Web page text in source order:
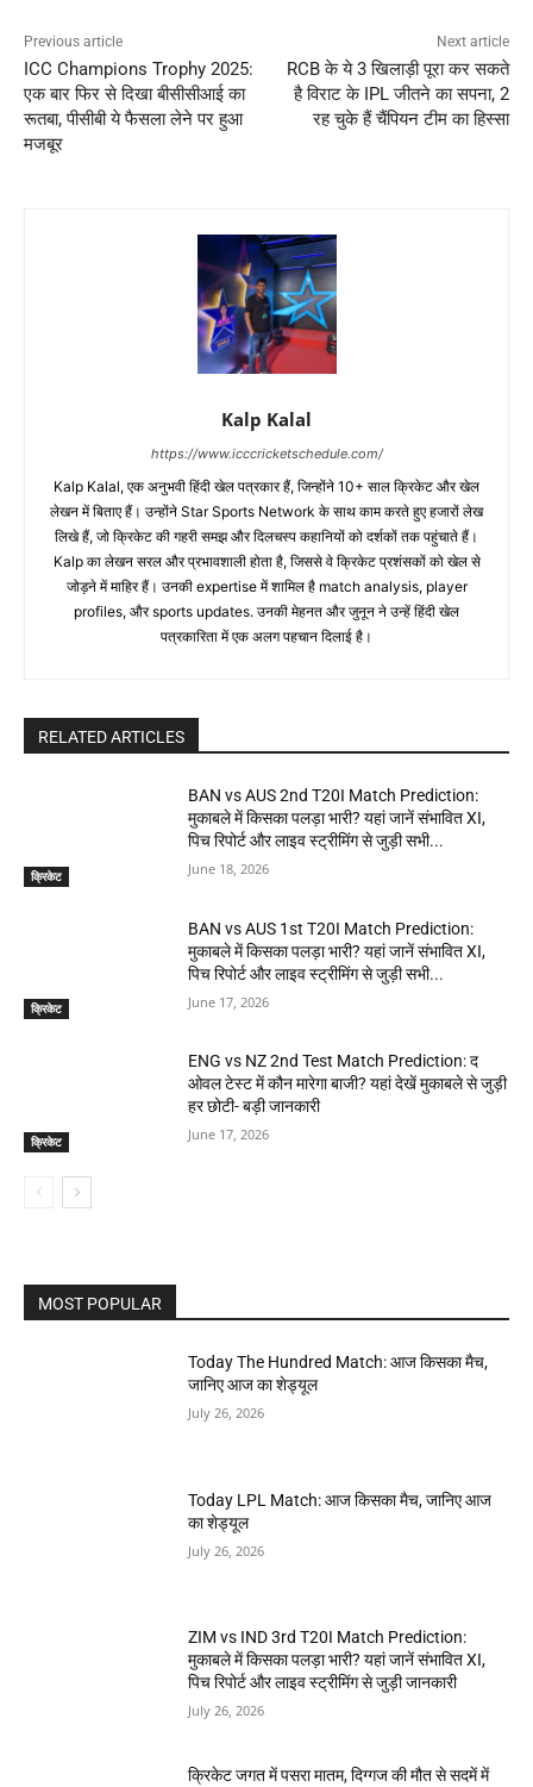
Previous article
ICC Champions Trophy 2025:
एक बार फिर से दिखा बीसीसीआई का
रूतबा, पीसीबी ये फैसला लेने पर हुआ
मजबूर
Next article
RCB के ये 3 खिलाड़ी पूरा कर सकते
है विराट के IPL जीतने का सपना, 2
रह चुके हैं चैंपियन टीम का हिस्सा
Kalp Kalal
https://www.icccricketschedule.com/
Kalp Kalal, एक अनुभवी हिंदी खेल पत्रकार हैं, जिन्होंने 10+ साल क्रिकेट और खेल
लेखन में बिताए हैं। उन्होंने Star Sports Network के साथ काम करते हुए हजारों लेख
लिखे हैं, जो क्रिकेट की गहरी समझ और दिलचस्प कहानियों को दर्शकों तक पहुंचाते हैं।
Kalp का लेखन सरल और प्रभावशाली होता है, जिससे वे क्रिकेट प्रशंसकों को खेल से
जोड़ने में माहिर हैं। उनकी expertise में शामिल है match analysis, player
profiles, और sports updates. उनकी मेहनत और जुनून ने उन्हें हिंदी खेल
पत्रकारिता में एक अलग पहचान दिलाई है।
RELATED ARTICLES
क्रिकेट
BAN vs AUS 2nd T20I Match Prediction:
मुकाबले में किसका पलड़ा भारी? यहां जानें संभावित XI,
पिच रिपोर्ट और लाइव स्ट्रीमिंग से जुड़ी सभी...
June 18, 2026
क्रिकेट
BAN vs AUS 1st T20I Match Prediction:
मुकाबले में किसका पलड़ा भारी? यहां जानें संभावित XI,
पिच रिपोर्ट और लाइव स्ट्रीमिंग से जुड़ी सभी...
June 17, 2026
क्रिकेट
ENG vs NZ 2nd Test Match Prediction: द
ओवल टेस्ट में कौन मारेगा बाजी? यहां देखें मुकाबले से जुड़ी
हर छोटी- बड़ी जानकारी
June 17, 2026
MOST POPULAR
Today The Hundred Match: आज किसका मैच,
जानिए आज का शेड्यूल
July 26, 2026
Today LPL Match: आज किसका मैच, जानिए आज
का शेड्यूल
July 26, 2026
ZIM vs IND 3rd T20I Match Prediction:
मुकाबले में किसका पलड़ा भारी? यहां जानें संभावित XI,
पिच रिपोर्ट और लाइव स्ट्रीमिंग से जुड़ी जानकारी
July 26, 2026
क्रिकेट जगत में पसरा मातम, दिग्गज की मौत से सदमें में